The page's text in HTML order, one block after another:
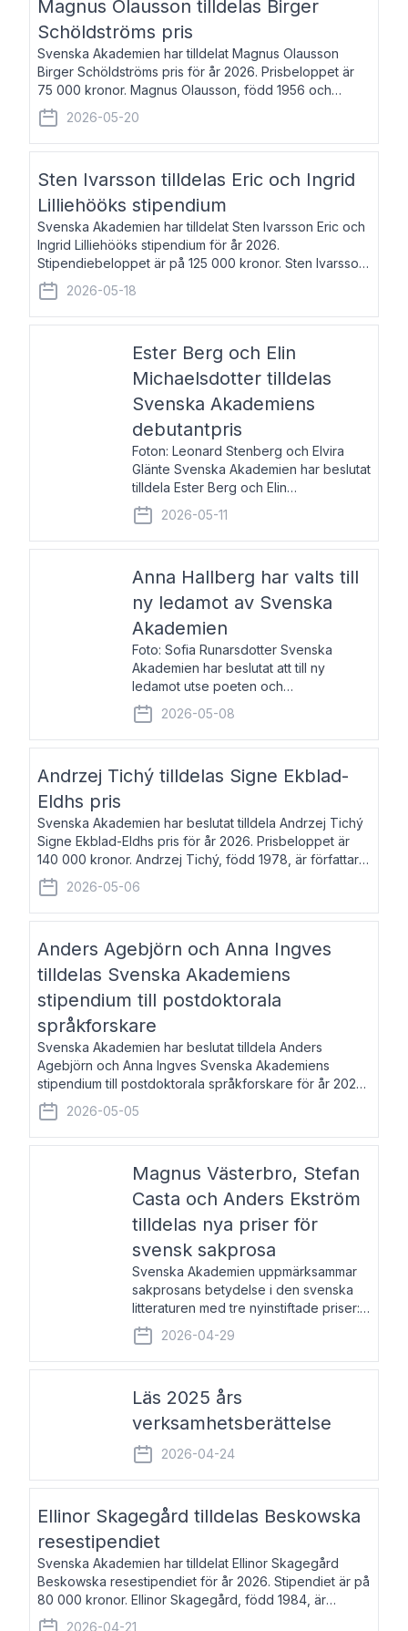
Magnus Olausson tilldelas Birger
Schöldströms pris
Svenska Akademien har tilldelat Magnus Olausson
Birger Schöldströms pris för år 2026. Prisbeloppet är
75 000 kronor. Magnus Olausson, född 1956 och
bosatt i Stockholm, är konstvetare, museiman och
hovman. Han disputerade 1993 vid Uppsala un
2026-05-20
Sten Ivarsson tilldelas Eric och Ingrid
Lilliehööks stipendium
Svenska Akademien har tilldelat Sten Ivarsson Eric och
Ingrid Lilliehööks stipendium för år 2026.
Stipendiebeloppet är på 125 000 kronor. Sten Ivarsson,
född 1979, är mediateksamordnare vid
Söderslättsgymnasiet i Trelleborg. Här har han på
2026-05-18
Ester Berg och Elin
Michaelsdotter tilldelas
Svenska Akademiens
debutantpris
Foton: Leonard Stenberg och Elvira
Glänte Svenska Akademien har beslutat
tilldela Ester Berg och Elin
Michaelsdotter Svenska Akademiens
debutantpris för år 2026. Priset är
nyinstiftat och syftar till att lyfta fram
2026-05-11
Anna Hallberg har valts till
ny ledamot av Svenska
Akademien
Foto: Sofia Runarsdotter Svenska
Akademien har beslutat att till ny
ledamot utse poeten och
litteraturkritikern Anna Hallberg. Hon
efterträder poeten Tua Forsström på
stol 18 och kommer att ta sitt inträde vid
2026-05-08
Andrzej Tichý tilldelas Signe Ekblad-
Eldhs pris
Svenska Akademien har beslutat tilldela Andrzej Tichý
Signe Ekblad-Eldhs pris för år 2026. Prisbeloppet är
140 000 kronor. Andrzej Tichý, född 1978, är författare
och kulturskribent. Han debuterade 2005 med den
lovordade romanen Sex liter l
2026-05-06
Anders Agebjörn och Anna Ingves
tilldelas Svenska Akademiens
stipendium till postdoktorala
språkforskare
Svenska Akademien har beslutat tilldela Anders
Agebjörn och Anna Ingves Svenska Akademiens
stipendium till postdoktorala språkforskare för år 2026.
Stipendiebeloppet är 75 000 kronor per mottagare.
Anders Agebjörn, född 1984, är universitet
2026-05-05
Magnus Västerbro, Stefan
Casta och Anders Ekström
tilldelas nya priser för
svensk sakprosa
Svenska Akademien uppmärksammar
sakprosans betydelse i den svenska
litteraturen med tre nyinstiftade priser:
Svenska Akademiens pris till
framstående författare av svensk
sakprosa som i år går till Magnus
2026-04-29
Läs 2025 års
verksamhetsberättelse
2026-04-24
Ellinor Skagegård tilldelas Beskowska
resestipendiet
Svenska Akademien har tilldelat Ellinor Skagegård
Beskowska resestipendiet för år 2026. Stipendiet är på
80 000 kronor. Ellinor Skagegård, född 1984, är
författare, journalist och musiker. Hon skriver
2026-04-21